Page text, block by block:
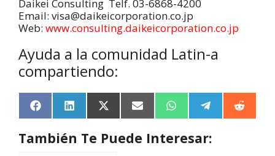
Daikei Consulting Telf. 03-6868-4200
Email: visa@daikeicorporation.co.jp
Web: www.consulting.daikeicorporation.co.jp
Ayuda a la comunidad Latin-a
compartiendo:
F
a
e
L
i
k
X
(
w
E
m
a
W
h
t
e
e
R
e
También Te Puede Interesar: